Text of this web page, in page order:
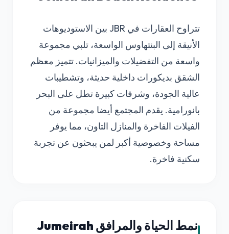
تتراوح العقارات في JBR بين الاستوديوهات
الأنيقة إلى البنتهاوس الواسعة، تلبي مجموعة
واسعة من التفضيلات والميزانيات. تتميز معظم
الشقق بديكورات داخلية حديثة، وتشطيبات
عالية الجودة، وشرفات كبيرة تطل على البحر
بانورامية. يقدم المجتمع أيضا مجموعة من
الفيلات الفاخرة والمنازل التاون، مما يوفر
مساحة وخصوصية أكبر لمن يبحثون عن تجربة
سكنية فاخرة.
نمط الحياة والمرافق Jumeirah